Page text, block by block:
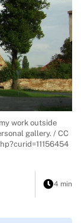
work outside
gallery. / CC
4 min